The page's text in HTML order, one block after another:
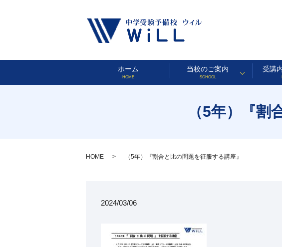
ホーム
HOME
当校のご案内
SCHOOL
受講
（5年）『割
HOME （5年）『割合と比の問題を征服する講座』
2024/03/06